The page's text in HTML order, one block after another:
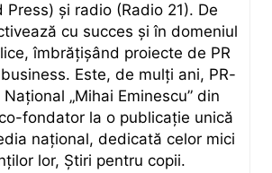
Press) și radio (Radio 21). De
cu succes și în domeniul
îmbrățișând proiecte de PR
Este, de mulți ani, PR-
„Mihai Eminescu” din
fondator la o publicație unică
național, dedicată celor mici
lor, Știri pentru copii.